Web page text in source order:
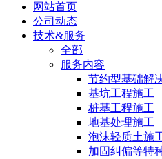
网站首页
公司动态
技术&服务
全部
服务内容
节约型基础解
基坑工程施工
桩基工程施工
地基处理施工
泡沫轻质土施
加固纠偏等特